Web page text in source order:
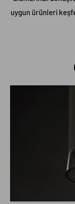
uygun ürünleri